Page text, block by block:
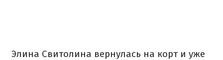
Элина Свитолина вернулась на корт и уже